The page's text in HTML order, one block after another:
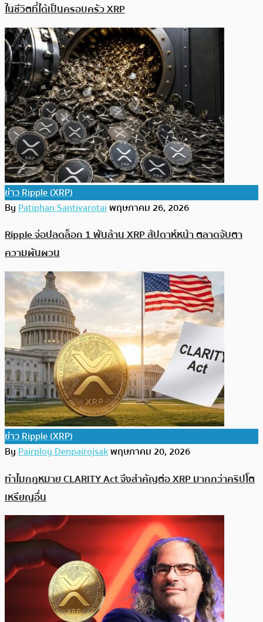
ในชีวิตที่ได้เป็นครอบครัว XRP
ข่าว Ripple (XRP)
ByPatiphan Santivarotaiพฤษภาคม 26, 2026
Ripple จ่อปลดล็อก 1 พันล้าน XRP สัปดาห์หน้า ตลาดจับตา
ความผันผวน
ข่าว Ripple (XRP)
ByPairploy Denpairojsakพฤษภาคม 20, 2026
ทำไมกฎหมาย CLARITY Act จึงสำคัญต่อ XRP มากกว่าคริปโต
เหรียญอื่น